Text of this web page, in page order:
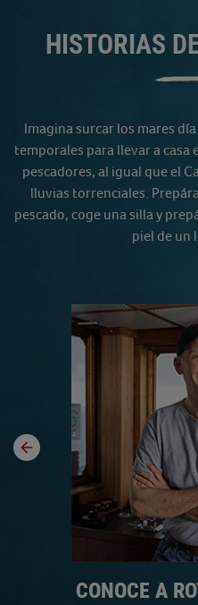
HISTORIAS
Imagina surcar los mares
temporales para llevar a casa
pescadores, al igual que el
lluvias torrenciales.
pescado, coge una silla y
piel de un
CONOCE A